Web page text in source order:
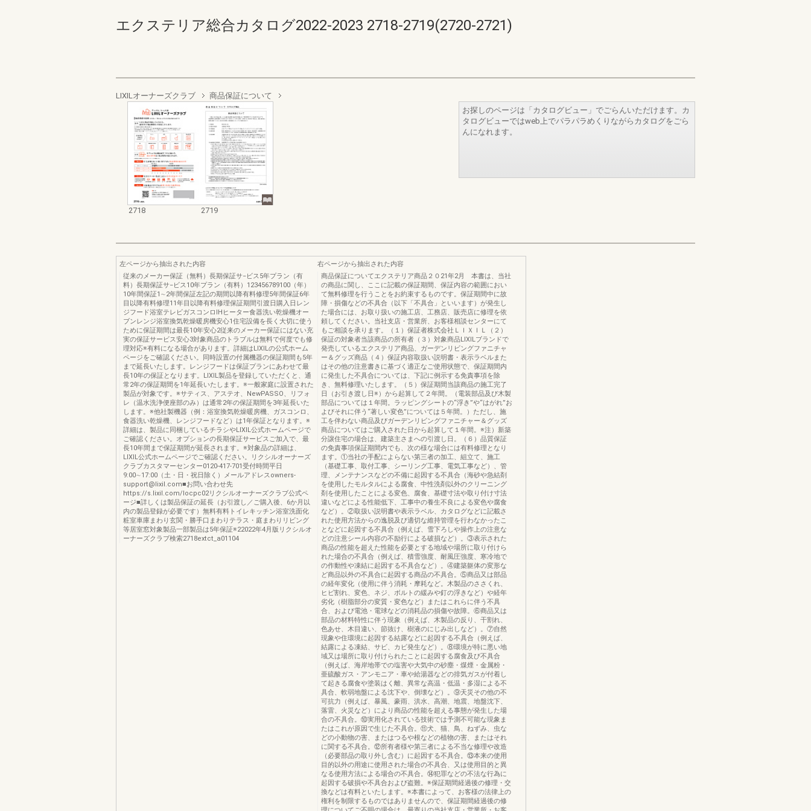
エクステリア総合カタログ2022-2023 2718-2719(2720-2721)
LIXILオーナーズクラブ 商品保証について
2718 2719
お探しのページは「カタログビュー」でごらんいただけます。カ
タログビューではweb上でパラパラめくりながらカタログをごら
んになれます。
左ページから抽出された内容
従来のメーカー保証（無料）長期保証サ−ビス5年プラン（有
料）長期保証サ−ビス10年プラン（有料）123456789100（年）
10年間保証1∼2年間保証左記の期間以降有料修理5年間保証6年
目以降有料修理11年目以降有料修理保証期間引渡日購入日レン
ジフード浴室テレビガスコンロIHヒーター食器洗い乾燥機オー
ブンレンジ浴室換気乾燥暖房機安心1住宅設備を長く大切に使う
ために保証期間は最長10年安心2従来のメーカー保証にはない充
実の保証サービス安心3対象商品のトラブルは無料で何度でも修
理対応※有料になる場合があります。詳細はLIXILの公式ホーム
ページをご確認ください。同時設置の付属機器の保証期間も5年
まで延長いたします。レンジフードは保証プランにあわせて最
長10年の保証となります。LIXIL製品を登録していただくと、通
常2年の保証期間を1年延長いたします。※一般家庭に設置された
製品が対象です。※サティス、アステオ、NewPASSO、リフォ
レ（温水洗浄便座部のみ）は通常2年の保証期間を3年延長いた
します。※他社製機器（例：浴室換気乾燥暖房機、ガスコンロ、
食器洗い乾燥機、レンジフードなど）は1年保証となります。※
詳細は、製品に同梱しているチラシやLIXIL公式ホームページで
ご確認ください。オプションの長期保証サービスご加入で、最
長10年間まで保証期間が延長されます。※対象品の詳細は、
LIXIL公式ホームページでご確認ください。リクシルオーナーズ
クラブカスタマーセンター0120-417-701受付時間平日
9:00∼17:00（土・日・祝日除く）メールアドレスowners-
support@lixil.com■お問い合わせ先
https://s.lixil.com/locpc02リクシルオーナーズクラブ公式ペ
ージ■詳しくは製品保証の延長（お引渡し／ご購入後、6か月以
内の製品登録が必要です）無料有料トイレキッチン浴室洗面化
粧室車庫まわり玄関・勝手口まわりテラス・庭まわりリビング
等居室窓対象製品一部製品は5年保証※22022年4月版リクシルオ
ーナーズクラブ検索2718extct_a01104
右ページから抽出された内容
商品保証についてエクステリア商品２０21年2月 本書は、当社
の商品に関し、ここに記載の保証期間、保証内容の範囲におい
て無料修理を行うことをお約束するものです。保証期間中に故
障・損傷などの不具合（以下「不具合」といいます）が発生し
た場合には、お取り扱いの施工店、工務店、販売店に修理を依
頼してください。当社支店・営業所、お客様相談センターにて
もご相談を承ります。（１）保証者株式会社ＬＩＸＩＬ（２）
保証の対象者当該商品の所有者（３）対象商品LIXILブランドで
発売しているエクステリア商品、ガーデンリビングファニチャ
ー＆グッズ商品（４）保証内容取扱い説明書・表示ラベルまた
はその他の注意書きに基づく適正なご使用状態で、保証期間内
に発生した不具合については、下記に例示する免責事項を除
き、無料修理いたします。（５）保証期間当該商品の施工完了
日（お引き渡し日※）から起算して２年間。（電装部品及び木製
部品については１年間。ラッピングシートの“浮き”や“はがれ”お
よびそれに伴う“著しい変色”については５年間。）ただし、施
工を伴わない商品及びガーデンリビングファニチャー＆グッズ
商品についてはご購入された日から起算して１年間。※注）新築
分譲住宅の場合は、建築主さまへの引渡し日。（６）品質保証
の免責事項保証期間内でも、次の様な場合には有料修理となり
ます。①当社の手配によらない第三者の加工、組立て、施工
（基礎工事、取付工事、シーリング工事、電気工事など）、管
理、メンテナンスなどの不備に起因する不具合（海砂や急結剤
を使用したモルタルによる腐食、中性洗剤以外のクリーニング
剤を使用したことによる変色、腐食、基礎寸法や取り付け寸法
違いなどによる性能低下、工事中の養生不良による変色や腐食
など）。②取扱い説明書や表示ラベル、カタログなどに記載さ
れた使用方法からの逸脱及び適切な維持管理を行わなかったこ
となどに起因する不具合（例えば、雪下ろしや操作上の注意な
どの注意シール内容の不励行による破損など）。③表示された
商品の性能を超えた性能を必要とする地域や場所に取り付けら
れた場合の不具合（例えば、積雪強度、耐風圧強度、寒冷地で
の作動性や凍結に起因する不具合など）。④建築躯体の変形な
ど商品以外の不具合に起因する商品の不具合。⑤商品又は部品
の経年変化（使用に伴う消耗・摩耗など。木製品のささくれ、
ヒビ割れ、変色、ネジ、ボルトの緩みや釘の浮きなど）や経年
劣化（樹脂部分の変質・変色など）またはこれらに伴う不具
合、および電池・電球などの消耗品の損傷や故障。⑥商品又は
部品の材料特性に伴う現象（例えば、木製品の反り、干割れ、
色あせ、木目違い、節抜け、樹液のにじみ出しなど）。⑦自然
現象や住環境に起因する結露などに起因する不具合（例えば、
結露による凍結、サビ、カビ発生など）。⑧環境が特に悪い地
域又は場所に取り付けられたことに起因する腐食及び不具合
（例えば、海岸地帯での塩害や大気中の砂塵・煤煙・金属粉・
亜硫酸ガス・アンモニア・車や給湯器などの排気ガスが付着し
て起きる腐食や塗装はく離、異常な高温・低温・多湿による不
具合、軟弱地盤による沈下や、倒壊など）。⑨天災その他の不
可抗力（例えば、暴風、豪雨、洪水、高潮、地震、地盤沈下、
落雷、火災など）により商品の性能を超える事態が発生した場
合の不具合。⑩実用化されている技術では予測不可能な現象ま
たはこれが原因で生じた不具合。⑪犬、猫、鳥、ねずみ、虫な
どの小動物の害、またはつるや根などの植物の害、またはそれ
に関する不具合。⑫所有者様や第三者による不当な修理や改造
（必要部品の取り外し含む）に起因する不具合。⑬本来の使用
目的以外の用途に使用された場合の不具合、又は使用目的と異
なる使用方法による場合の不具合。⑭犯罪などの不法な行為に
起因する破損や不具合および盗難。※保証期間経過後の修理・交
換などは有料といたします。※本書によって、お客様の法律上の
権利を制限するものではありませんので、保証期間経過後の修